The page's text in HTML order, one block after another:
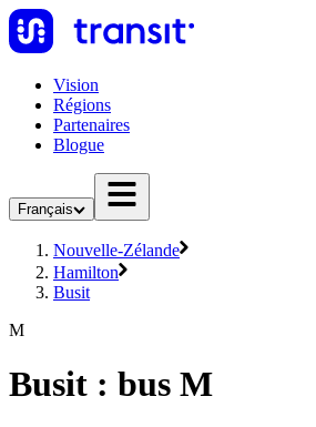
Vision
Régions
Partenaires
Blogue
Français
Nouvelle-Zélande
Hamilton
Busit
M
Busit : bus M